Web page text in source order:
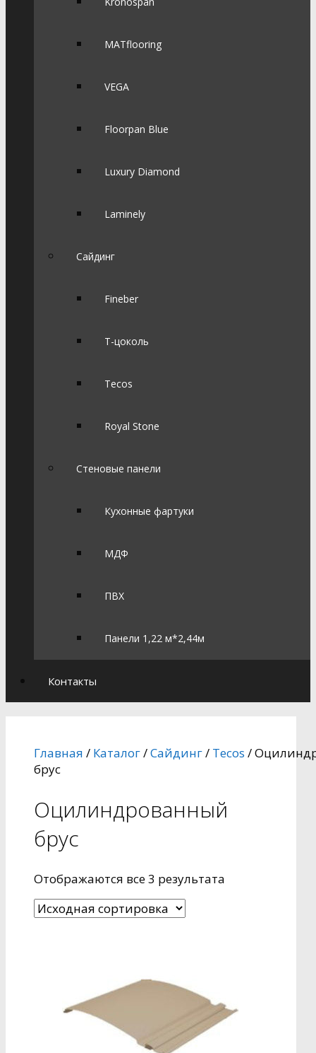
MATflooring
VEGA
Floorpan Blue
Luxury Diamond
Laminely
Сайдинг
Fineber
Т-цоколь
Tecos
Royal Stone
Стеновые панели
Кухонные фартуки
МДФ
ПВХ
Панели 1,22 м*2,44м
Контакты
Главная / Каталог/Сайдинг/ Tecos /
брус
Оцилиндрованный
брус
Отображаются все 3 результата